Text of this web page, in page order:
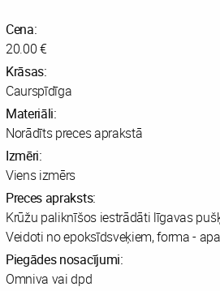
Cena:
20.00 €
Krāsas:
Caurspīdīga
Materiāli:
Norādīts preces aprakstā
Izmēri:
Viens izmērs
Preces apraksts:
Krūžu paliknīšos iestrādāti līgavas
Veidoti no epoksīdsveķiem, forma -
Piegādes nosacījumi:
Omniva vai dpd